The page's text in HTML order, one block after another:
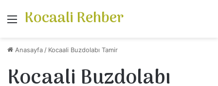
Menü
Kocaali Rehber
Anasayfa / Kocaali Buzdolabı Tamir
Kocaali Buzdolabı